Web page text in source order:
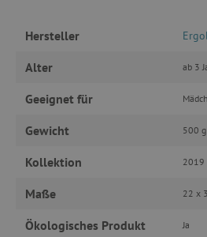
Hersteller
Alter ab 3
Geeignet für
Gewicht 500 g
Kollektion 2019
Maße 22 x
Ökologisches Produkt Ja
Benutzeranmeldung und die
kann die Website nicht